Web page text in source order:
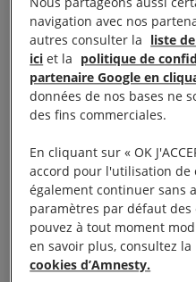
CPI ou s’il s’agit d’une
se conformer à la
épuiser tous les recours
d’officialiser son retrait.
une trahison
En annulant son retrait
nation sud-africaine
qui est récemment
de Rome.
navigation avec nos
autres consulter la liste
ici et la politique de
partenaire Google en
données de nos bases ne
des fins commerciales.
En cliquant sur « OK
accord pour l'utilisation de
également continuer sans
paramètres par défaut des
pouvez à tout moment
en savoir plus, consultez la
cookies d’Amnesty.